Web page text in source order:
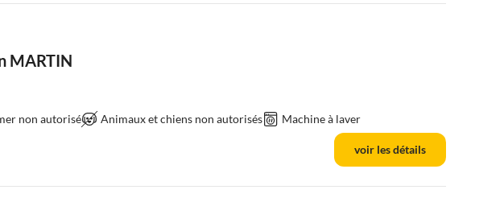
MARTIN
non autorisé Animaux et chiens non autorisés Machine à laver
voir les détails